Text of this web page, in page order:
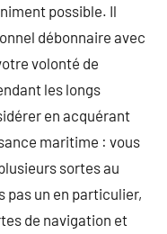
possible. Il
débonnaire avec
volonté de
les longs
en acquérant
maritime : vous
sortes au
pas un en particulier,
de navigation et